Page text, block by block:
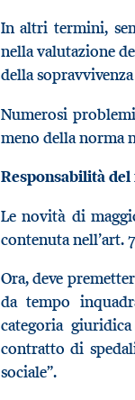
In altri termini,
nella valutazione
della
Numerosi
meno della norma
Responsabilità
Le novità di
contenuta nell’art.
Ora, deve
da tempo
categoria
contratto di
sociale”.